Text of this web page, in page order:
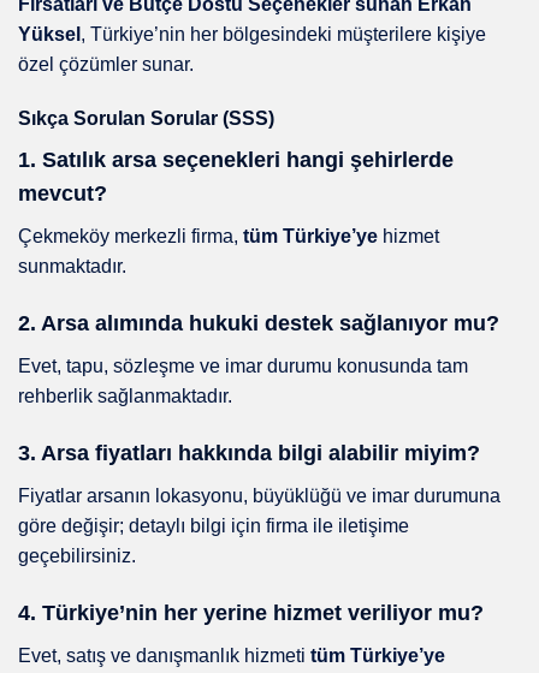
Yüksel , Türkiye’nin her bölgesindeki müşterilere kişiye
özel çözümler sunar.
Sıkça Sorulan Sorular (SSS)
1. Satılık arsa seçenekleri hangi şehirlerde
mevcut?
Çekmeköy merkezli firma, tüm Türkiye’ye hizmet
sunmaktadır.
2. Arsa alımında hukuki destek sağlanıyor mu?
Evet, tapu, sözleşme ve imar durumu konusunda tam
rehberlik sağlanmaktadır.
3. Arsa fiyatları hakkında bilgi alabilir miyim?
Fiyatlar arsanın lokasyonu, büyüklüğü ve imar durumuna
göre değişir; detaylı bilgi için firma ile iletişime
geçebilirsiniz.
4. Türkiye’nin her yerine hizmet veriliyor mu?
Evet, satış ve danışmanlık hizmeti tüm Türkiye’ye